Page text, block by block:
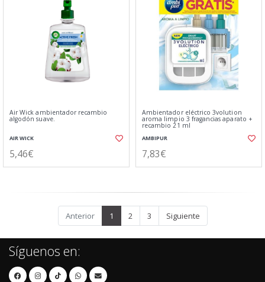
Air Wick ambientador recambio
algodón suave.
AIR WICK
5,46€
Ambientador eléctrico 3volution
aroma limpio 3 fragancias aparato +
recambio 21 ml
AMBIPUR
7,83€
Anterior 1 2 3 Siguiente
Síguenos en: